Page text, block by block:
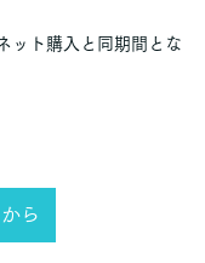
ット購入と同期間とな
ら